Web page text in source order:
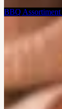
BBQ Assortiment